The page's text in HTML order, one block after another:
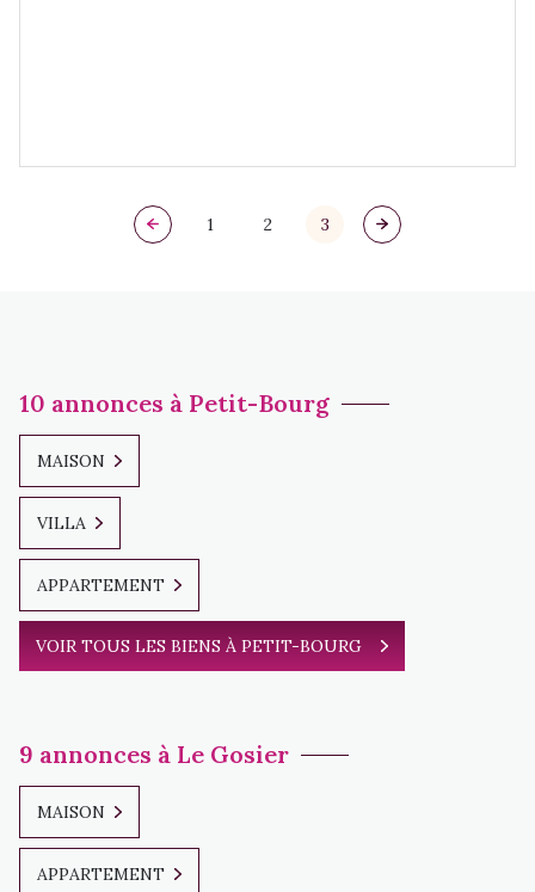
1 2 3
10 annonces à Petit-Bourg
MAISON
VILLA
APPARTEMENT
VOIR TOUS LES BIENS À PETIT-BOURG
9 annonces à Le Gosier
MAISON
APPARTEMENT